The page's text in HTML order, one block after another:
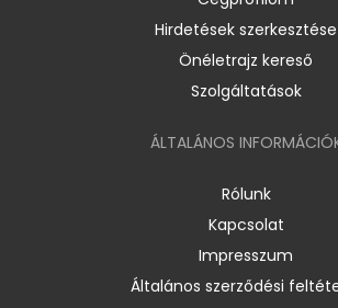
Hirdetések szerkesztése
Önéletrajz kereső
Szolgáltatások
ÁLTALÁNOS
Rólunk
Kapcsolat
Impresszum
Általános szerződési